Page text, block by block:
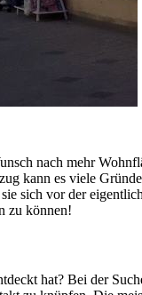
nach mehr
kann es viele
sich vor der
zu können!
hat? Bei der